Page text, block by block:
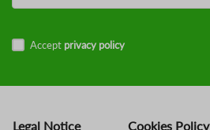
Accept privacy policy
Legal Notice Cookies Policy